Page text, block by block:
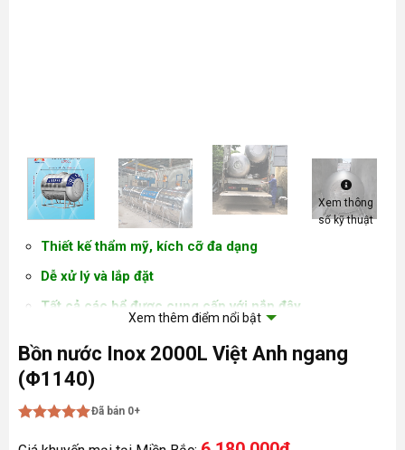
Xem thông
số kỹ thuật
Thiết kế thẩm mỹ, kích cỡ đa dạng
Dễ xử lý và lắp đặt
Tất cả các bể được cung cấp với nắp đậy
Chất liệu INOX SUS 304 cao cấp
Kích thước tùy chỉnh có sẵn theo yêu cầu
Xem thêm điểm nổi bật
Bồn nước Inox 2000L Việt Anh ngang
(Φ1140)
Đã bán 0+